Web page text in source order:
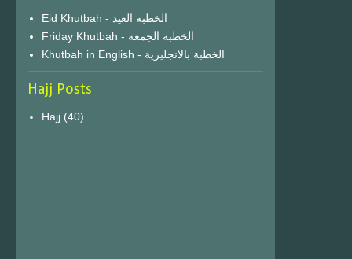
Eid Khutbah - الخطبة العيد
Friday Khutbah - الخطبة الجمعة
Khutbah in English - الخطبة بالانجليزية
Hajj Posts
Hajj (40)